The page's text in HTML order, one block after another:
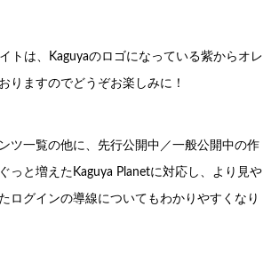
トは、Kaguyaのロゴになっている紫からオレ
りますのでどうぞお楽しみに！
ツ一覧の他に、先行公開中／一般公開中の作
っと増えたKaguya Planetに対応し、より見や
ログインの導線についてもわかりやすくなり